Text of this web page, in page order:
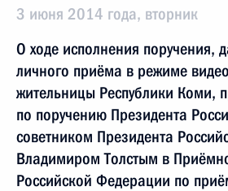
3 июня 2014 года, вторник
О ходе исполнения поручения,
личного приёма в режиме
жительницы Республики Коми,
по поручению Президента
советником Президента
Владимиром Толстым в
Российской Федерации по